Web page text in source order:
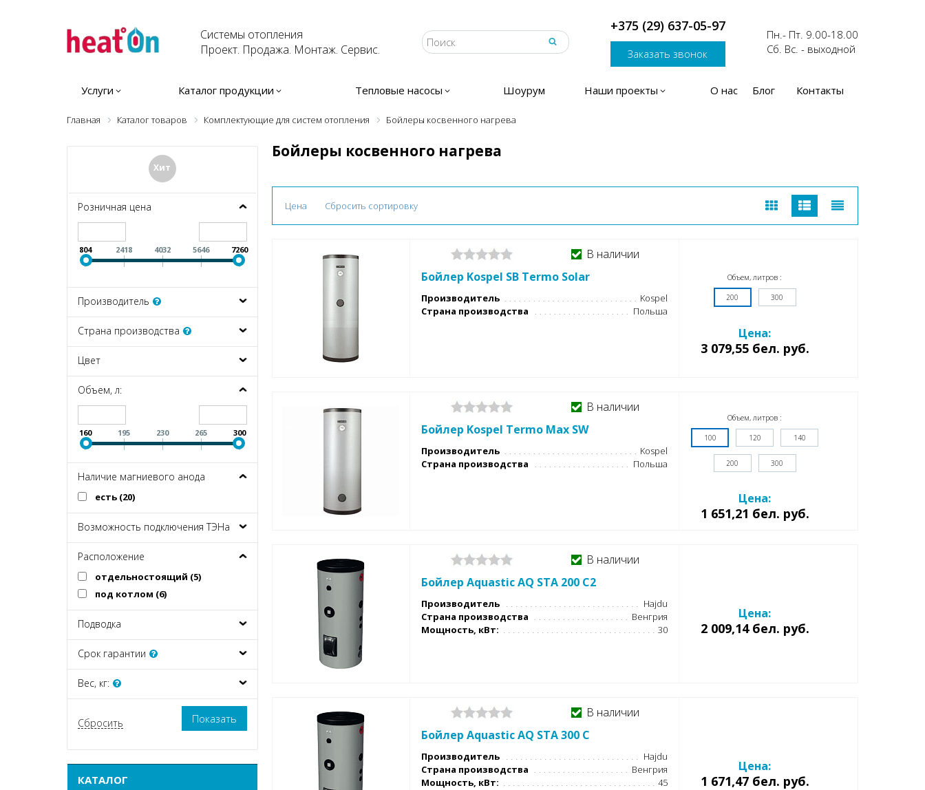
Системы отопления
Проект. Продажа. Монтаж. Сервис.
+375 (29) 637-05-97
Заказать звонок
Пн.- Пт. 9.00-18.00
Сб. Вс. - выходной
Услуги Каталог продукции Тепловые насосы Шоурум Наши проекты О нас Блог Контакты
Главная Каталог товаров Комплектующие для систем отопления Бойлеры косвенного нагрева
Хит
Розничная цена
804 2418 4032 5646 7260
Производитель
Страна производства
Цвет
Объем, л:
160 195 230 265 300
Наличие магниевого анода
есть (20)
Возможность подключения ТЭНа
Расположение
отдельностоящий (5)
под котлом (6)
Подводка
Срок гарантии
Вес, кг:
КАТАЛОГ
Бойлеры косвенного нагрева
Цена Сбросить сортировку
В наличии
Бойлер Kospel SB Termo Solar
Производитель
Kospel
Страна производства
Польша
Объем, литров :
200 300
Цена:
3 079,55 бел. руб.
В наличии
Бойлер Kospel Termo Max SW
Производитель
Kospel
Страна производства
Польша
Объем, литров :
100 120 140
200 300
Цена:
1 651,21 бел. руб.
В наличии
Бойлер Aquastic AQ STA 200 C2
Производитель
Hajdu
Страна производства
Венгрия
Мощность, кВт:
30
Цена:
2 009,14 бел. руб.
В наличии
Бойлер Aquastic AQ STA 300 C
Производитель
Hajdu
Страна производства
Венгрия
Мощность, кВт:
45
Цена:
1 671,47 бел. руб.